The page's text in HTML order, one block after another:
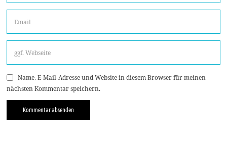
Name, E-Mail-Adresse und Website in diesem Browser für meinen
nächsten Kommentar speichern.